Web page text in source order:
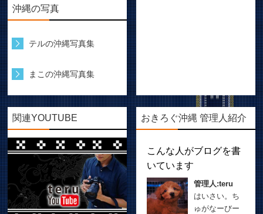
沖縄の写真
テルの沖縄写真集
まこの沖縄写真集
関連YOUTUBE おきろぐ沖縄 管理人紹介
こんな人がブログを書
いています
管理人:teru
はいさい。ち
ゅがなーびー